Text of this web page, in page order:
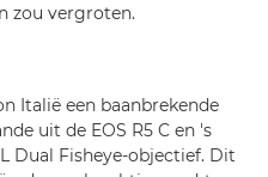
zou vergroten.
Italië een baanbrekende
uit de EOS R5 C en 's
Dual Fisheye-objectief. Dit